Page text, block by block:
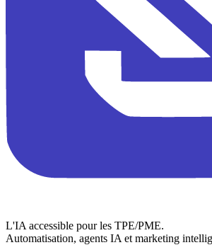
L'IA accessible pour les TPE/PME.
Automatisation, agents IA et marketing